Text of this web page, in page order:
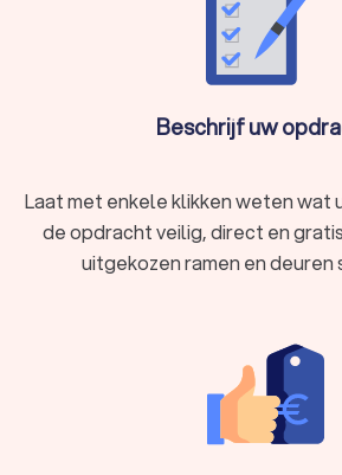
Beschrijf uw
Laat met enkele klikken weten wat
de opdracht veilig, direct en
uitgekozen ramen en deuren